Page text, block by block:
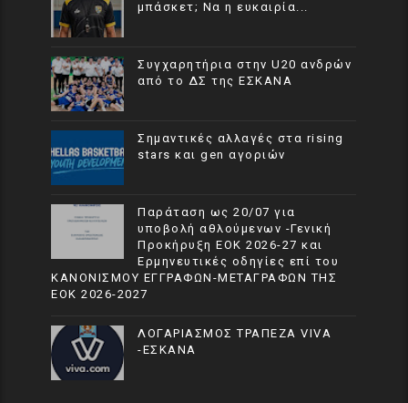
μπάσκετ; Να η ευκαιρία...
Συγχαρητήρια στην U20 ανδρών
από το ΔΣ της ΕΣΚΑΝΑ
Σημαντικές αλλαγές στα rising
stars και gen αγοριών
Παράταση ως 20/07 για
υποβολή αθλούμενων -Γενική
Προκήρυξη ΕΟΚ 2026-27 και
Ερμηνευτικές οδηγίες επί του
ΚΑΝΟΝΙΣΜΟΥ ΕΓΓΡΑΦΩΝ-ΜΕΤΑΓΡΑΦΩΝ ΤΗΣ
ΕΟΚ 2026-2027
ΛΟΓΑΡΙΑΣΜΟΣ ΤΡΑΠΕΖΑ VIVA
-ΕΣΚΑΝΑ